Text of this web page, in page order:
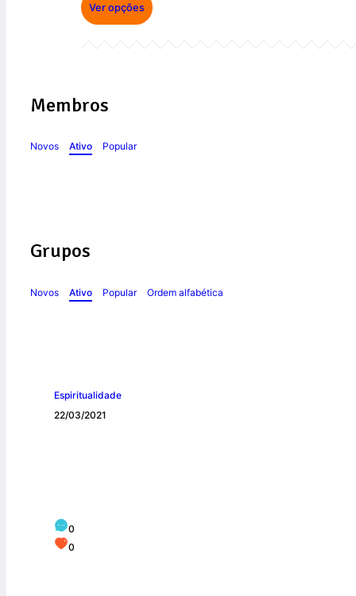
Ver opções
Membros
Novos Ativo Popular
Grupos
Novos Ativo Popular Ordem alfabética
Espiritualidade
22/03/2021
0
0